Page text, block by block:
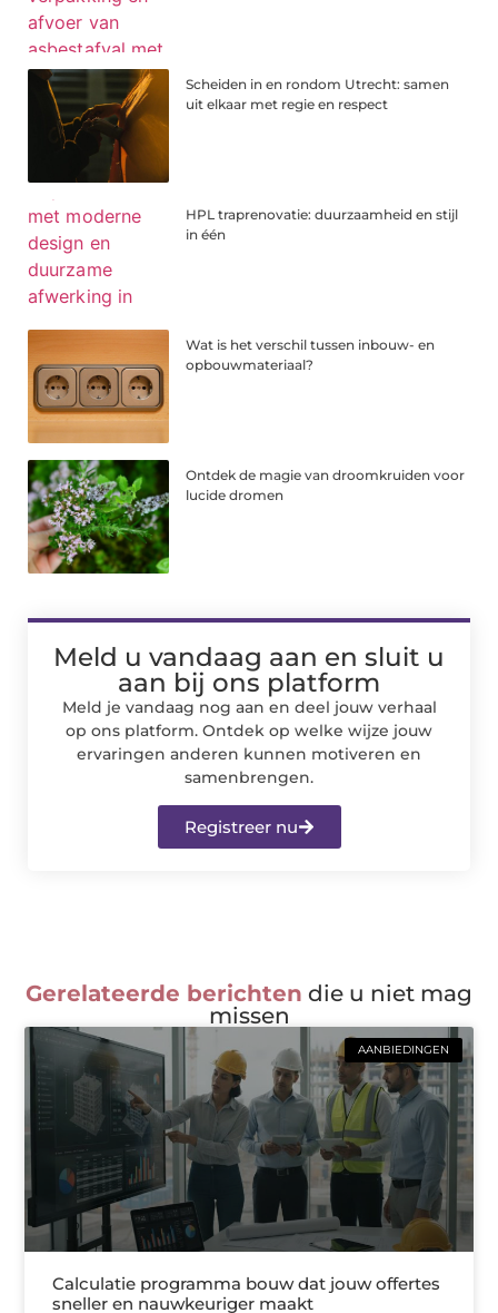
Scheiden in en rondom Utrecht: samen
uit elkaar met regie en respect
HPL traprenovatie: duurzaamheid en stijl
in één
Wat is het verschil tussen inbouw- en
opbouwmateriaal?
Ontdek de magie van droomkruiden voor
lucide dromen
Meld u vandaag aan en sluit u
aan bij ons platform
Meld je vandaag nog aan en deel jouw verhaal
op ons platform. Ontdek op welke wijze jouw
ervaringen anderen kunnen motiveren en
samenbrengen.
Registreer nu
Gerelateerde berichten die u niet mag
missen
AANBIEDINGEN
Calculatie programma bouw dat jouw offertes
sneller en nauwkeuriger maakt